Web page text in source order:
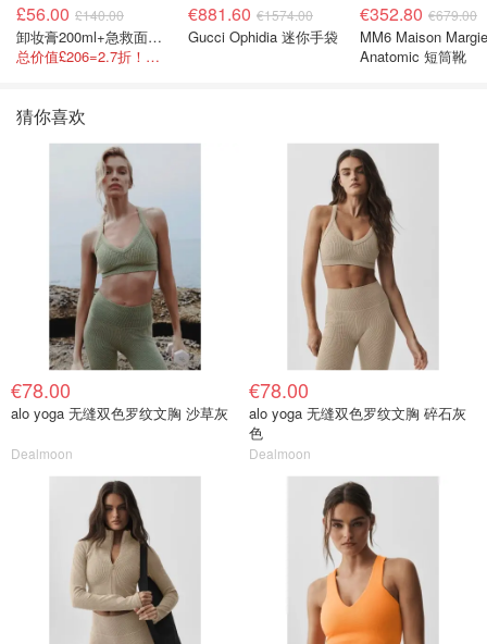
£56.00 £140.00
卸妆膏200ml+急救面膜100ml+青春面霜15ml
总价值£206=2.7折！闭眼冲这套！
€881.60 €1574.00
Gucci Ophidia 迷你手袋
€352.80 €679.00
MM6 Maison
Anatomic 短筒靴
猜你喜欢
€78.00
alo yoga 无缝双色罗纹文胸 沙草灰
Dealmoon
€78.00
alo yoga 无缝双色罗纹文胸 碎石灰
色
Dealmoon